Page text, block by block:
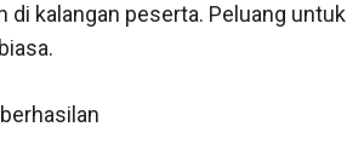
di kalangan peserta. Peluang untuk